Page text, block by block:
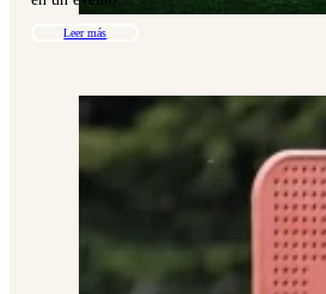
Leer más